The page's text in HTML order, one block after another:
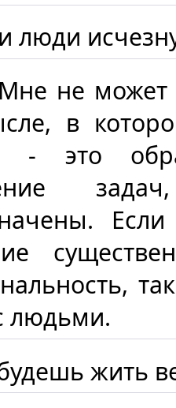
люди
Мне не может
в
- это
людьми.
жить